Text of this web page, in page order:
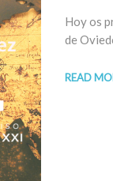
Hoy os
de
READ